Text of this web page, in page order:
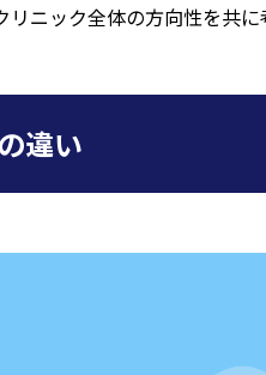
ニック全体の方向性を共に
違い